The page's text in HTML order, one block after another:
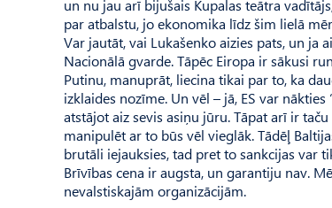
un nu jau arī bijušais Kupalas teātra
par atbalstu, jo ekonomika līdz šim lielā
Var jautāt, vai Lukašenko aizies pats, un ja
Nacionālā gvarde. Tāpēc Eiropa ir sākusi
Putinu, manuprāt, liecina tikai par to, ka
izklaides nozīme. Un vēl – jā, ES var
atstājot aiz sevis asiņu jūru. Tāpat arī ir
manipulēt ar to būs vēl vieglāk. Tādēļ
brutāli iejauksies, tad pret to sankcijas var
Brīvības cena ir augsta, un garantiju nav.
nevalstiskajām organizācijām.